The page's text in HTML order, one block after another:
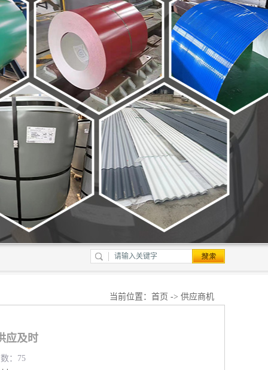
当前位置： 首页 -> 供应商机
应及时
：75